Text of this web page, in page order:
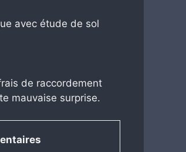
avec étude de sol
de raccordement
mauvaise surprise.